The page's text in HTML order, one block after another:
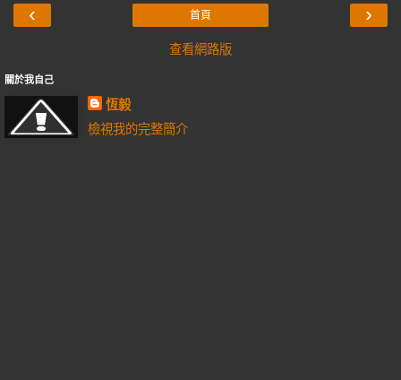
‹ ›
首頁
查看網路版
關於我自己
恆毅
檢視我的完整簡介